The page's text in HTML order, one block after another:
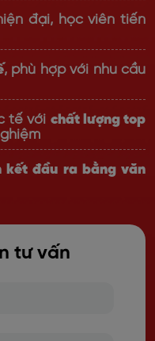
đại, học viên tiến
, phù hợp với nhu cầu
tế với chất lượng top
kết đầu ra bằng văn
tư vấn